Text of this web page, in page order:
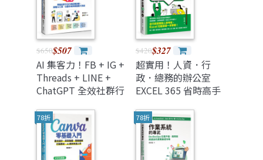
10 × ISO27001）
$650$507
AI 集客力！FB + IG +
Threads + LINE +
ChatGPT 全效社群行
行銷宣傳訣竅，善用
AI 工具，以最小成本
創造最大效益, 2/e
$420$327
超實用！人資．行
政．總務的辦公室
EXCEL 365 省時高手
回饋版)
78折 78折